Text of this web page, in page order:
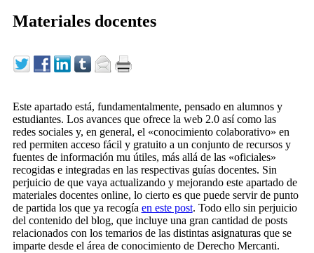
Materiales docentes
Este apartado está, fundamentalmente, pensado en alumnos y
estudiantes. Los avances que ofrece la web 2.0 así como las
redes sociales y, en general, el «conocimiento colaborativo» en
red permiten acceso fácil y gratuito a un conjunto de recursos y
fuentes de información mu útiles, más allá de las «oficiales»
recogidas e integradas en las respectivas guías docentes. Sin
perjuicio de que vaya actualizando y mejorando este apartado de
materiales docentes online, lo cierto es que puede servir de punto
de partida los que ya recogía en este post. Todo ello sin perjuicio
del contenido del blog, que incluye una gran cantidad de posts
relacionados con los temarios de las distintas asignaturas que se
imparte desde el área de conocimiento de Derecho Mercanti.